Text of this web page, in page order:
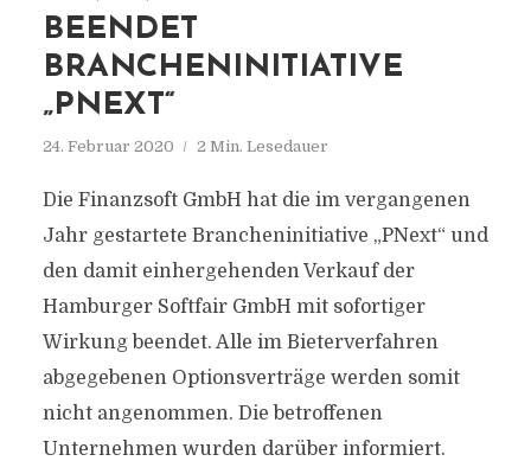
BEENDET
BRANCHENINITIATIVE
„PNEXT“
24. Februar 2020 2 Min. Lesedauer
Die Finanzsoft GmbH hat die im vergangenen
Jahr gestartete Brancheninitiative „PNext“ und
den damit einhergehenden Verkauf der
Hamburger Softfair GmbH mit sofortiger
Wirkung beendet. Alle im Bieterverfahren
abgegebenen Optionsverträge werden somit
nicht angenommen. Die betroffenen
Unternehmen wurden darüber informiert.